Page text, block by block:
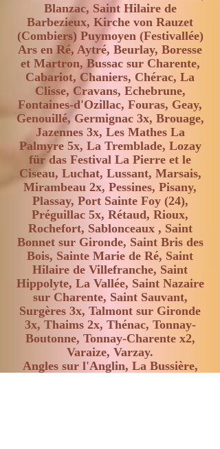
Blanzac, Saint Hilaire de
Barbezieux, Kirche von Rauzet
(Combiers) Puymoyen (Festivallée)
Ars en Ré, Aytré, Beurlay, Boresse
et Martron, Bussac sur Charente,
Cabariot, Chaniers, Chérac, La
Clisse, Cravans, Echebrune,
Fontaines-d'Ozillac, Fouras, Geay,
Genouillé, Germignac 3x, Brouage,
Jazennes 3x, Les Mathes La
Palmyre 5x, La Tremblade, Lozay
für das Festival La Pierre et le
Ciseau, Luchat, Lussant, Marsais,
Mirambeau 2x, Pessines, Pisany,
Plassay, Port Sainte Foy (24),
Préguillac 5x, Rétaud, Rioux,
Rochefort, Sablonceaux , Saint
Bonnet sur Gironde, Saint Bris des
Bois, Sainte Marie de Ré, Saint
Hilaire de Villefranche, Saint
Hippolyte, La Vallée, Saint Nazaire
sur Charente, Saint Sauvant,
Surgères 3x, Talmont sur Gironde
3x, Thaims 2x, Thénac, Tonnay-
Boutonne, Tonnay-Charente x2,
Varaize, Varzay.
Angles sur l'Anglin, La Bussière,